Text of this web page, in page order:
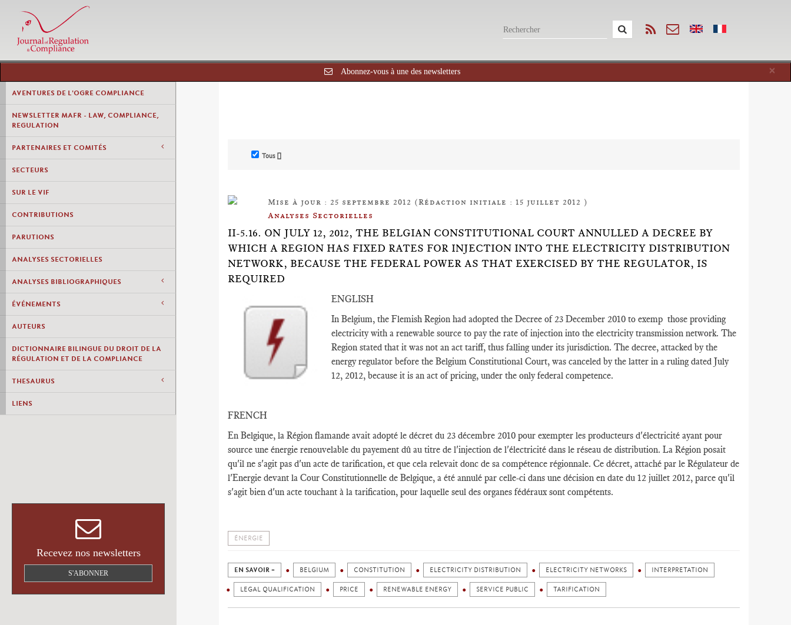
×
Abonnez-vous à une des newsletters
AVENTURES DE L'OGRE COMPLIANCE
NEWSLETTER MAFR - LAW, COMPLIANCE,
REGULATION
PARTENAIRES ET COMITÉS
SECTEURS
SUR LE VIF
CONTRIBUTIONS
PARUTIONS
ANALYSES SECTORIELLES
ANALYSES BIBLIOGRAPHIQUES
ÉVÉNEMENTS
AUTEURS
DICTIONNAIRE BILINGUE DU DROIT DE LA
RÉGULATION ET DE LA COMPLIANCE
THESAURUS
LIENS
Recevez nos newsletters
S'ABONNER
Tous []
Mise à jour : 25 septembre 2012 (Rédaction initiale : 15 juillet 2012 )
Analyses Sectorielles
II-5.16. ON JULY 12, 2012, THE BELGIAN CONSTITUTIONAL COURT ANNULLED A DECREE BY
WHICH A REGION HAS FIXED RATES FOR INJECTION INTO THE ELECTRICITY DISTRIBUTION
NETWORK, BECAUSE THE FEDERAL POWER AS THAT EXERCISED BY THE REGULATOR, IS
REQUIRED
ENGLISH
In Belgium, the Flemish Region had adopted the Decree of 23 December 2010 to exemp those providing
electricity with a renewable source to pay the rate of injection into the electricity transmission network. The
Region stated that it was not an act tariff, thus falling under its jurisdiction. The decree, attacked by the
energy regulator before the Belgium Constitutional Court, was canceled by the latter in a ruling dated July
12, 2012, because it is an act of pricing, under the only federal competence.
FRENCH
En Belgique, la Région flamande avait adopté le décret du 23 décembre 2010 pour exempter les producteurs d'électricité ayant pour
source une énergie renouvelable du payement dû au titre de l'injection de l'électricité dans le réseau de distribution. La Région posait
qu'il ne s'agit pas d'un acte de tarification, et que cela relevait donc de sa compétence régionnale. Ce décret, attaché par le Régulateur de
l'Energie devant la Cour Constitutionnelle de Belgique, a été annulé par celle-ci dans une décision en date du 12 juillet 2012, parce qu'il
s'agit bien d'un acte touchant à la tarification, pour laquelle seul des organes fédéraux sont compétents.
ÉNERGIE
EN SAVOIR + BELGIUM CONSTITUTION ELECTRICITY DISTRIBUTION ELECTRICITY NETWORKS INTERPRETATION
LEGAL QUALIFICATION PRICE RENEWABLE ENERGY SERVICE PUBLIC TARIFICATION